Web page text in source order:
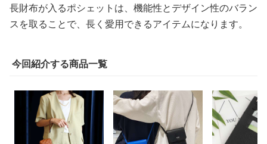
長財布が入るポシェットは、機能性とデザイン性のバラン
スを取ることで、長く愛用できるアイテムになります。
今回紹介する商品一覧